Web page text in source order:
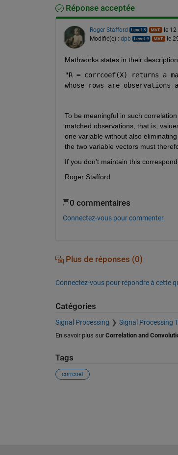
Réponse acceptée
Roger Stafford
le 12
Modifié(e) : dpb le
Mathworks states in their
"R = corrcoef(X) returns a
whose rows are observations
To be meaningful in such
matched observations, that is,
one variable without also
the two variable vectors must
If you don't maintain this
Roger Stafford
0 commentaires
Connectez-vous pour commenter.
Plus de réponses (0)
Connectez-vous pour répondre à cette
Catégories
Signal Processing Signal Processing
En savoir plus sur Correlation and
Tags
corrcoef